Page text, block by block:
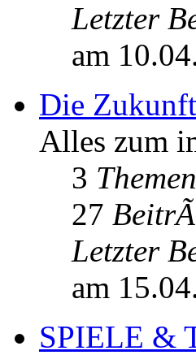
Letzter
am
Die Zukunft
Alles zum
3 Themen
27
Letzter
am
SPIELE &